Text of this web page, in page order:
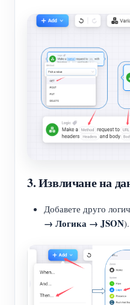
3. Извличане на
Добавете друго
→ Логика → JSON).